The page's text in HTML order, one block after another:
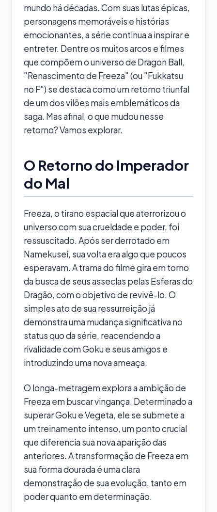
mundo há décadas. Com suas lutas épicas,
personagens memoráveis e histórias
emocionantes, a série continua a inspirar e
entreter. Dentre os muitos arcos e filmes
que compõem o universo de Dragon Ball,
"Renascimento de Freeza" (ou "Fukkatsu
no F") se destaca como um retorno triunfal
de um dos vilões mais emblemáticos da
saga. Mas afinal, o que mudou nesse
retorno? Vamos explorar.
O Retorno do Imperador
do Mal
Freeza, o tirano espacial que aterrorizou o
universo com sua crueldade e poder, foi
ressuscitado. Após ser derrotado em
Namekusei, sua volta era algo que poucos
esperavam. A trama do filme gira em torno
da busca de seus asseclas pelas Esferas do
Dragão, com o objetivo de revivê-lo. O
simples ato de sua ressurreição já
demonstra uma mudança significativa no
status quo da série, reacendendo a
rivalidade com Goku e seus amigos e
introduzindo uma nova ameaça.
O longa-metragem explora a ambição de
Freeza em buscar vingança. Determinado a
superar Goku e Vegeta, ele se submete a
um treinamento intenso, um ponto crucial
que diferencia sua nova aparição das
anteriores. A transformação de Freeza em
sua forma dourada é uma clara
demonstração de sua evolução, tanto em
poder quanto em determinação.